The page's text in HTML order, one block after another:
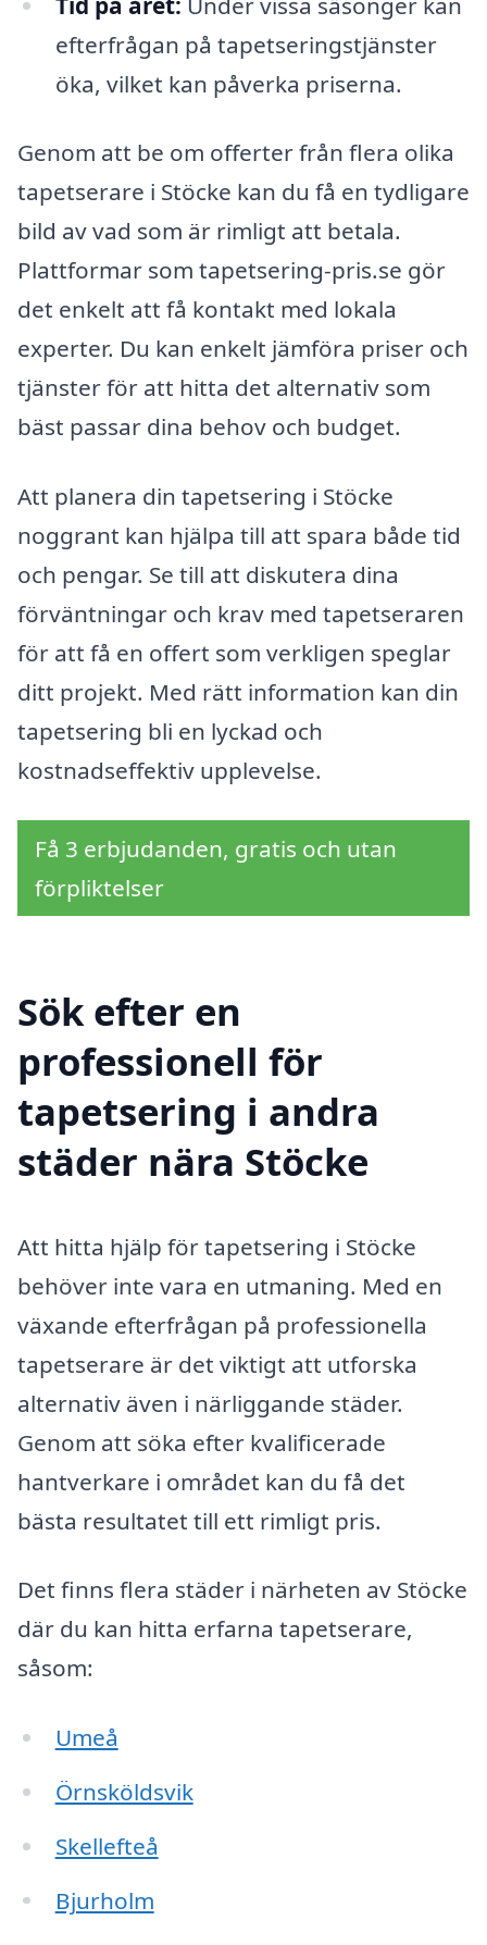
efterfrågan på tapetseringstjänster
öka, vilket kan påverka priserna.
Genom att be om offerter från flera olika
tapetserare i Stöcke kan du få en tydligare
bild av vad som är rimligt att betala.
Plattformar som tapetsering-pris.se gör
det enkelt att få kontakt med lokala
experter. Du kan enkelt jämföra priser och
tjänster för att hitta det alternativ som
bäst passar dina behov och budget.
Att planera din tapetsering i Stöcke
noggrant kan hjälpa till att spara både tid
och pengar. Se till att diskutera dina
förväntningar och krav med tapetseraren
för att få en offert som verkligen speglar
ditt projekt. Med rätt information kan din
tapetsering bli en lyckad och
kostnadseffektiv upplevelse.
Få 3 erbjudanden, gratis och utan
förpliktelser
Sök efter en
professionell för
tapetsering i andra
städer nära Stöcke
Att hitta hjälp för tapetsering i Stöcke
behöver inte vara en utmaning. Med en
växande efterfrågan på professionella
tapetserare är det viktigt att utforska
alternativ även i närliggande städer.
Genom att söka efter kvalificerade
hantverkare i området kan du få det
bästa resultatet till ett rimligt pris.
Det finns flera städer i närheten av Stöcke
där du kan hitta erfarna tapetserare,
såsom:
Umeå
Örnsköldsvik
Skellefteå
Bjurholm